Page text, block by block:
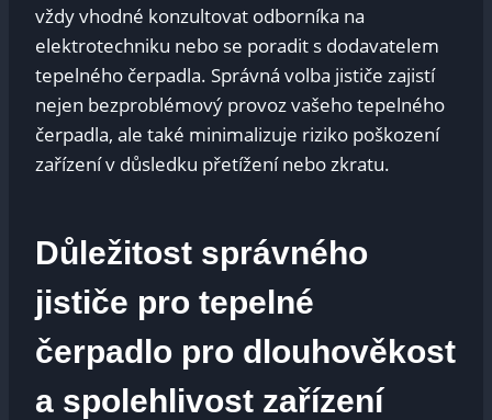
vždy vhodné ⁢konzultovat odborníka na
‍elektrotechniku nebo‍ se poradit s dodavatelem
tepelného⁤ čerpadla. Správná volba‌ jističe zajistí⁢
nejen‍ bezproblémový provoz vašeho tepelného
čerpadla, ale také minimalizuje‍ riziko poškození
zařízení v důsledku přetížení ⁢nebo zkratu.
Důležitost správného
jističe pro‍ tepelné
čerpadlo pro‍ dlouhověkost
a ‌spolehlivost ‌zařízení